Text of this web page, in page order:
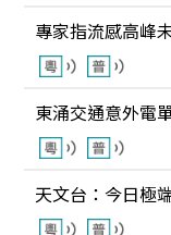
專家指流感高峰
東涌交通意外電
天文台：今日極